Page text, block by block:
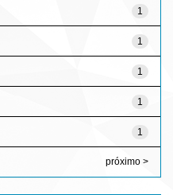
1
1
1
1
1
próximo >